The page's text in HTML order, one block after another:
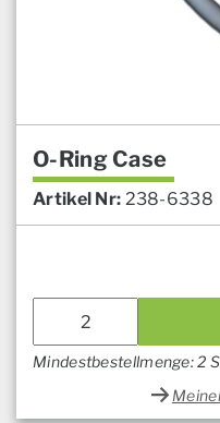
O-Ring Case
Artikel Nr: 238-6338
Mindestbestellmenge: 2